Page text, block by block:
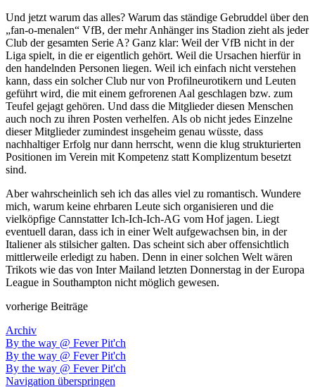
Und jetzt warum das alles? Warum das ständige Gebruddel über den
„fan-o-menalen“ VfB, der mehr Anhänger ins Stadion zieht als jeder
Club der gesamten Serie A? Ganz klar: Weil der VfB nicht in der
Liga spielt, in die er eigentlich gehört. Weil die Ursachen hierfür in
den handelnden Personen liegen. Weil ich einfach nicht verstehen
kann, dass ein solcher Club nur von Profilneurotikern und Leuten
geführt wird, die mit einem gefrorenen Aal geschlagen bzw. zum
Teufel gejagt gehören. Und dass die Mitglieder diesen Menschen
auch noch zu ihren Posten verhelfen. Als ob nicht jedes Einzelne
dieser Mitglieder zumindest insgeheim genau wüsste, dass
nachhaltiger Erfolg nur dann herrscht, wenn die klug strukturierten
Positionen im Verein mit Kompetenz statt Komplizentum besetzt
sind.
Aber wahrscheinlich seh ich das alles viel zu romantisch. Wundere
mich, warum keine ehrbaren Leute sich organisieren und die
vielköpfige Cannstatter Ich-Ich-Ich-AG vom Hof jagen. Liegt
eventuell daran, dass ich in einer Welt aufgewachsen bin, in der
Italiener als stilsicher galten. Das scheint sich aber offensichtlich
mittlerweile erledigt zu haben. Denn in einer solchen Welt wären
Trikots wie das von Inter Mailand letzten Donnerstag in der Europa
League in Southampton nicht möglich gewesen.
vorherige Beiträge
Archiv
By the way @ Fever Pit'ch
By the way @ Fever Pit'ch
By the way @ Fever Pit'ch
Navigation überspringen